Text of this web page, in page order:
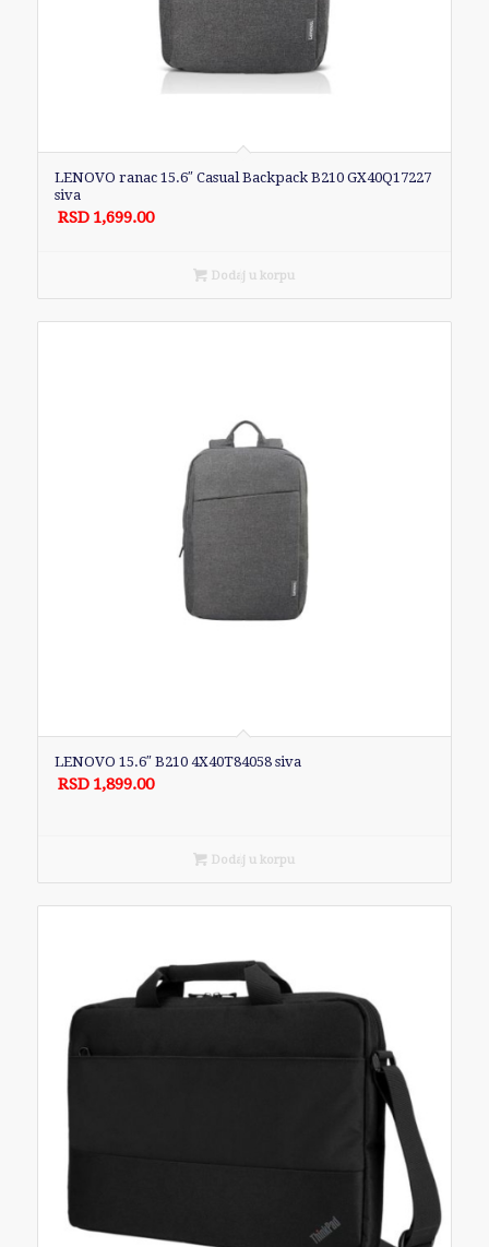
LENOVO ranac 15.6″ Casual Backpack B210 GX40Q17227
siva
RSD 1,699.00
Dodaj u korpu
LENOVO 15.6″ B210 4X40T84058 siva
RSD 1,899.00
Dodaj u korpu